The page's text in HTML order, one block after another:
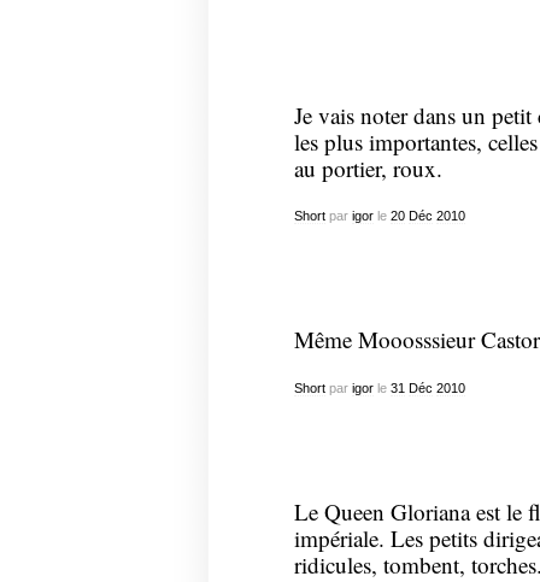
Je vais noter dans un
les plus importantes,
au portier, roux.
Shortpar igorle 20 Déc 2010
Même Mooosssieur
Shortpar igorle 31 Déc 2010
Le Queen Gloriana est le
impériale. Les petits
ridicules, tombent,